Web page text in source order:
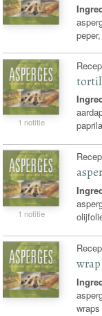
1 notitie
1 notitie
wraps